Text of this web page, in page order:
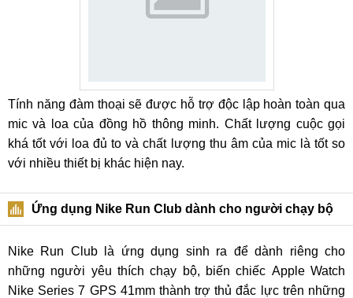
Tính năng đàm thoại sẽ được hỗ trợ độc lập hoàn toàn qua
mic và loa của đồng hồ thông minh. Chất lượng cuộc gọi
khá tốt với loa đủ to và chất lượng thu âm của mic là tốt so
với nhiều thiết bị khác hiện nay.
Ứng dụng Nike Run Club dành cho người chạy bộ
Nike Run Club là ứng dụng sinh ra để dành riêng cho
những người yêu thích chạy bộ, biến chiếc Apple Watch
Nike Series 7 GPS 41mm thành trợ thủ đắc lực trên những